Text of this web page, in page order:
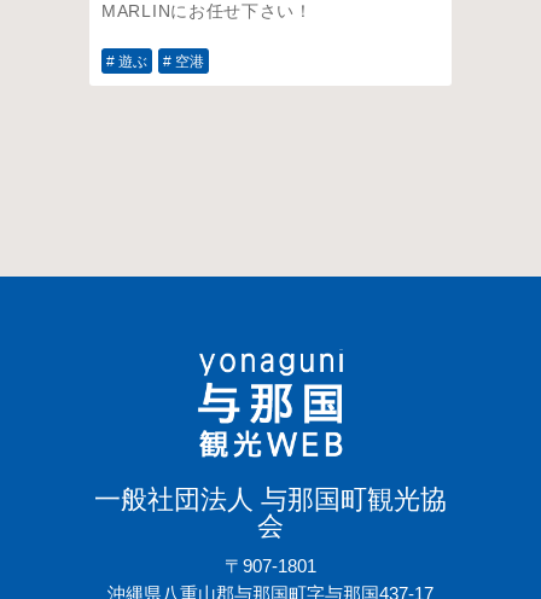
MARLINにお任せ下さい！
# 遊ぶ # 空港
一般社団法人 与那国町観光協
会
〒907-1801
沖縄県八重山郡与那国町字与那国437-17